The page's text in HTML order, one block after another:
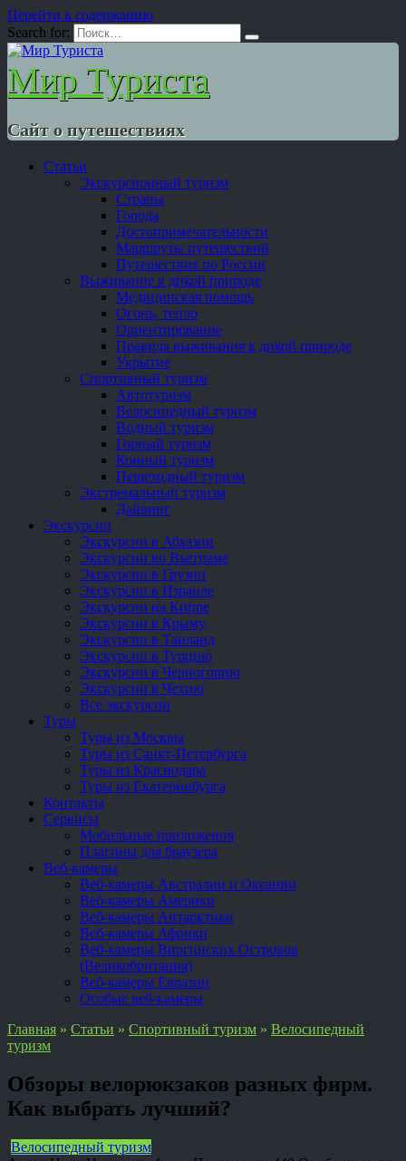
Перейти к содержанию
Search for:
Мир Туриста
Сайт о путешествиях
Статьи
Экскурсионный туризм
Страны
Города
Достопримечательности
Маршруты путешествий
Путешествия по России
Выживание в дикой природе
Медицинская помощь
Огонь, тепло
Ориентирование
Правила выживания в дикой природе
Укрытие
Спортивный туризм
Автотуризм
Велосипедный туризм
Водный туризм
Горный туризм
Конный туризм
Пешеходный туризм
Экстремальный туризм
Дайвинг
Экскурсии
Экскурсии в Абхазии
Экскурсии во Вьетнаме
Экскурсии в Грузии
Экскурсии в Израиле
Экскурсии на Кипре
Экскурсии в Крыму
Экскурсии в Таиланд
Экскурсии в Турцию
Экскурсии в Черногорию
Экскурсии в Чехию
Все экскурсии
Туры
Туры из Москвы
Туры из Санкт-Петербурга
Туры из Краснодара
Туры из Екатеринбурга
Контакты
Сервисы
Мобильные приложения
Плагины для браузера
Веб-камеры
Веб-камеры Австралии и Океании
Веб-камеры Америки
Веб-камеры Антарктики
Веб-камеры Африки
Веб-камеры Виргинских Островов
(Великобритания)
Веб-камеры Евразии
Особые веб-камеры
Главная » Статьи » Спортивный туризм » Велосипедный
туризм
Обзоры велорюкзаков разных фирм.
Как выбрать лучший?
Велосипедный туризм